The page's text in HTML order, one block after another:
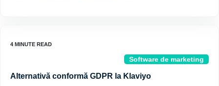
Software de marketing
Alternativă conformă GDPR la Klaviyo